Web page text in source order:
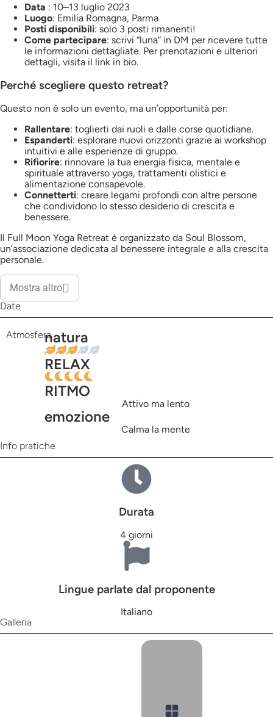
Data : 10–13 luglio 2023
Luogo: Emilia Romagna, Parma
Posti disponibili: solo 3 posti rimanenti!
Come partecipare: scrivi “luna” in DM per ricevere tutte
le informazioni dettagliate. Per prenotazioni e ulteriori
dettagli, visita il link in bio.
Perché scegliere questo retreat?
Questo non è solo un evento, ma un’opportunità per:
Rallentare: toglierti dai ruoli e dalle corse quotidiane.
Espanderti: esplorare nuovi orizzonti grazie ai workshop
intuitivi e alle esperienze di gruppo.
Rifiorire: rinnovare la tua energia fisica, mentale e
spirituale attraverso yoga, trattamenti olistici e
alimentazione consapevole.
Connetterti: creare legami profondi con altre persone
che condividono lo stesso desiderio di crescita e
benessere.
Il Full Moon Yoga Retreat è organizzato da Soul Blossom,
un’associazione dedicata al benessere integrale e alla crescita
personale.
Mostra altro
Date
Atmosferanatura
RELAX
RITMO
Attivo ma lento
emozione
Calma la mente
Info pratiche
Durata
4 giorni
Lingue parlate dal proponente
Italiano
Galleria